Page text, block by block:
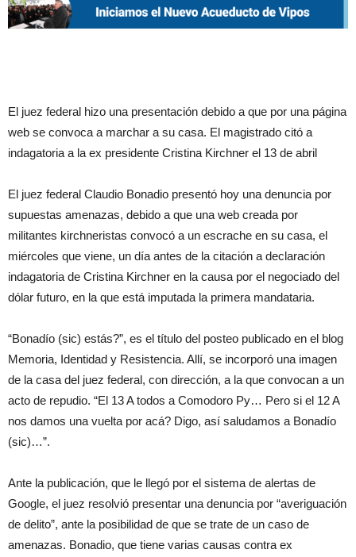
El juez federal hizo una presentación debido a que por una página
web se convoca a marchar a su casa. El magistrado citó a
indagatoria a la ex presidente Cristina Kirchner el 13 de abril
El juez federal Claudio Bonadio presentó hoy una denuncia por
supuestas amenazas, debido a que una web creada por
militantes kirchneristas convocó a un escrache en su casa, el
miércoles que viene, un día antes de la citación a declaración
indagatoria de Cristina Kirchner en la causa por el negociado del
dólar futuro, en la que está imputada la primera mandataria.
“Bonadío (sic) estás?”, es el título del posteo publicado en el blog
Memoria, Identidad y Resistencia. Allí, se incorporó una imagen
de la casa del juez federal, con dirección, a la que convocan a un
acto de repudio. “El 13 A todos a Comodoro Py… Pero si el 12 A
nos damos una vuelta por acá? Digo, así saludamos a Bonadío
(sic)…”.
Ante la publicación, que le llegó por el sistema de alertas de
Google, el juez resolvió presentar una denuncia por “averiguación
de delito”, ante la posibilidad de que se trate de un caso de
amenazas. Bonadio, que tiene varias causas contra ex